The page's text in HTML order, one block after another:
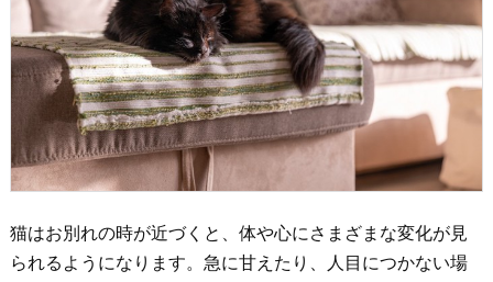
猫はお別れの時が近づくと、体や心にさまざまな変化が見
られるようになります。急に甘えたり、人目につかない場